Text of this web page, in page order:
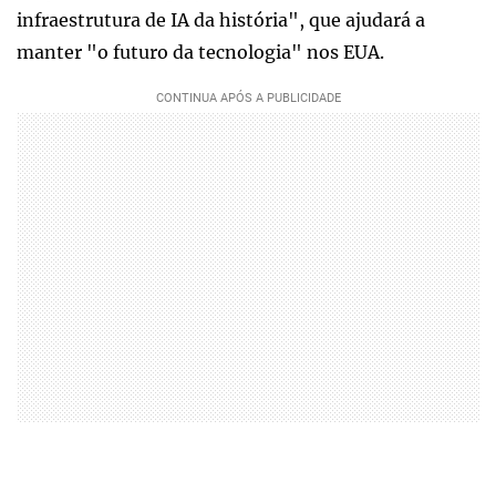
infraestrutura de IA da história", que ajudará a
manter "o futuro da tecnologia" nos EUA.